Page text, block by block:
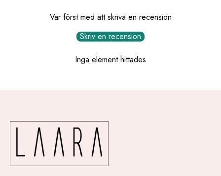
Var först med att skriva en recension
Skriv en recension
Inga element hittades